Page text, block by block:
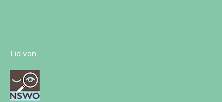
Lid van ...